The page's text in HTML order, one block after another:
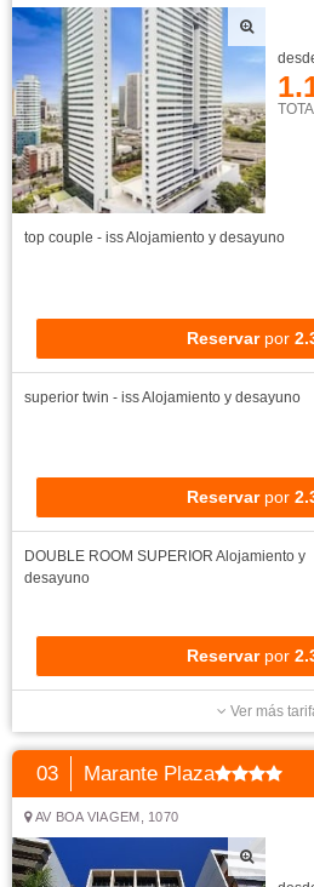
top couple - issAlojamiento y desayuno
Reservar por
superior twin - issAlojamiento y desayuno
Reservar por
DOUBLE ROOM SUPERIOR Alojamiento y
desayuno
Reservar por
Ver más
03 Marante Plaza
AV BOA VIAGEM, 1070